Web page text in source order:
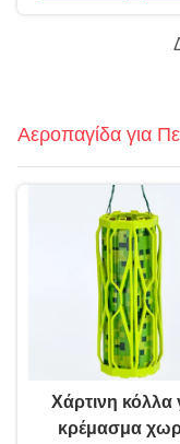
μύγες με
Αεροπαγίδα για
Χάρτινη κόλλα
κρέμασμα